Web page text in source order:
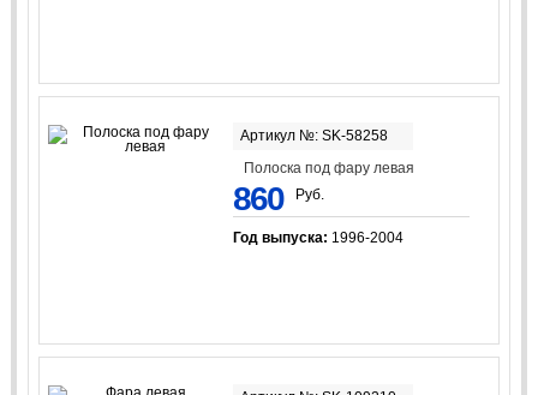
Артикул №: SK-58258
Полоска под фару левая
860 Руб.
Год выпуска: 1996-2004